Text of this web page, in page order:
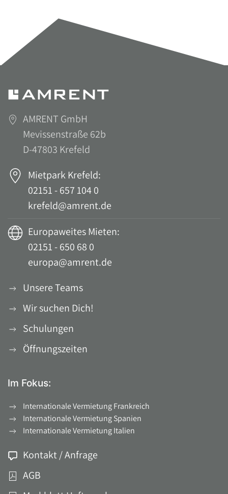
AMRENT GmbH
Mevissenstraße 62b
D-47803 Krefeld
Mietpark Krefeld:
02151 - 657 104 0
krefeld@amrent.de
Europaweites Mieten:
02151 - 650 68 0
europa@amrent.de
Unsere Teams
Wir suchen Dich!
Schulungen
Öffnungszeiten
Im Fokus:
Internationale Vermietung Frankreich
Internationale Vermietung Spanien
Internationale Vermietung Italien
Kontakt / Anfrage
AGB